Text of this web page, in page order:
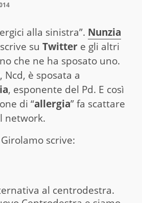
alla sinistra”. Nunzia
su Twitter e gli altri
che ne ha sposato uno.
, Ncd, è sposata a
, esponente del Pd. E così
di “allergia” fa scattare
network.
scrive:
al centrodestra.